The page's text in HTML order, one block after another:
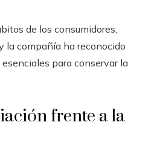
de los consumidores,
la compañía ha reconocido
para conservar la
frente a la